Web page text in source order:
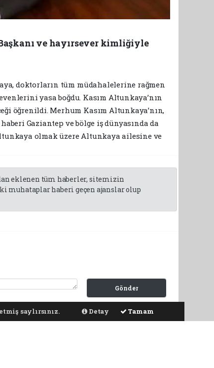
ve hayırsever kimliğiyle
doktorların tüm müdahalelerine rağmen
yasa boğdu. Kasım Altunkaya’nın
öğrenildi. Merhum Kasım Altunkaya’nın,
Gaziantep ve bölge iş dünyasında da
olmak üzere Altunkaya ailesine ve
eklenen tüm haberler, sitemizin
muhataplar haberi geçen ajanslar olup
Gönder
tüm sorumluluğu tek başınıza üstleniyorsunuz. Yazılan
saylırsınız. Detay Tamam